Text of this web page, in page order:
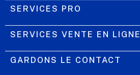
SERVICES PRO
SERVICES VENTE EN LIGNE
GARDONS LE CONTACT